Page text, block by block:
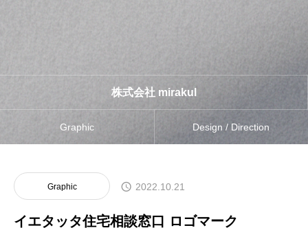
株式会社 mirakul
Graphic Design / Direction
Graphic 2022.10.21
イエタッタ住宅相談窓口 ロゴマーク